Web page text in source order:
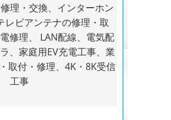
理・交換、インターホン
レビアンテナの修理・取
修理、 LAN配線、電気配
、家庭用EV充電工事、業
取付・修理、4K・8K受信
工事